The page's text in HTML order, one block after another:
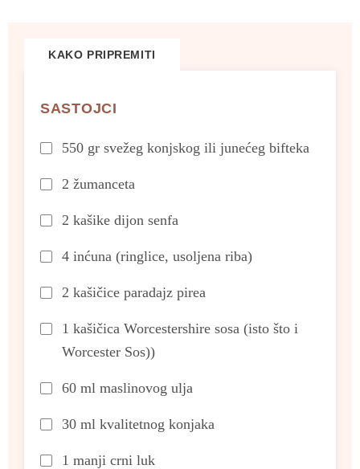
KAKO PRIPREMITI
SASTOJCI
550 gr svežeg konjskog ili junećeg bifteka
2 žumanceta
2 kašike dijon senfa
4 inćuna (ringlice, usoljena riba)
2 kašičice paradajz pirea
1 kašičica Worcestershire sosa (isto što i
Worcester Sos))
60 ml maslinovog ulja
30 ml kvalitetnog konjaka
1 manji crni luk